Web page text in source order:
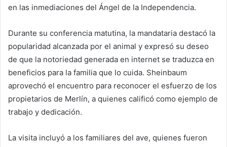
en las inmediaciones del Ángel de la Independencia.
Durante su conferencia matutina, la mandataria destacó la
popularidad alcanzada por el animal y expresó su deseo
de que la notoriedad generada en internet se traduzca en
beneficios para la familia que lo cuida. Sheinbaum
aprovechó el encuentro para reconocer el esfuerzo de los
propietarios de Merlín, a quienes calificó como ejemplo de
trabajo y dedicación.
La visita incluyó a los familiares del ave, quienes fueron